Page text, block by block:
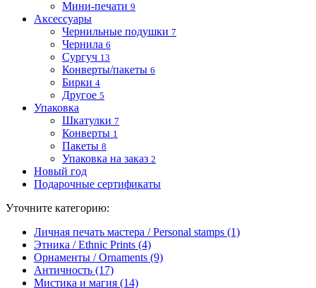
Мини-печати 9
Аксессуары
Чернильные подушки 7
Чернила 6
Сургуч 13
Конверты/пакеты 6
Бирки 4
Другое 5
Упаковка
Шкатулки 7
Конверты 1
Пакеты 8
Упаковка на заказ 2
Новый год
Подарочные сертификаты
Уточните категорию:
Личная печать мастера / Personal stamps (1)
Этника / Ethnic Prints (4)
Орнаменты / Ornaments (9)
Античность (17)
Мистика и магия (14)